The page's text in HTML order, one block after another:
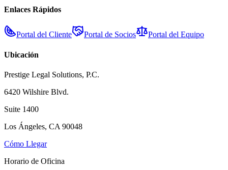
Enlaces Rápidos
Portal del Cliente Portal de Socios Portal del Equipo
Ubicación
Prestige Legal Solutions, P.C.
6420 Wilshire Blvd.
Suite 1400
Los Ángeles, CA 90048
Cómo Llegar
Horario de Oficina